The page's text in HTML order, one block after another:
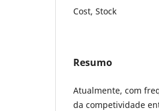
Cost, Stock
Resumo
Atualmente, com
da competividade